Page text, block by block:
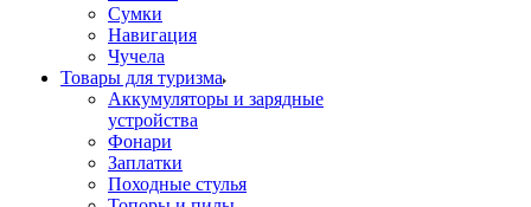
Сумки
Навигация
Чучела
Товары для туризма
Аккумуляторы и зарядные
устройства
Фонари
Заплатки
Походные стулья